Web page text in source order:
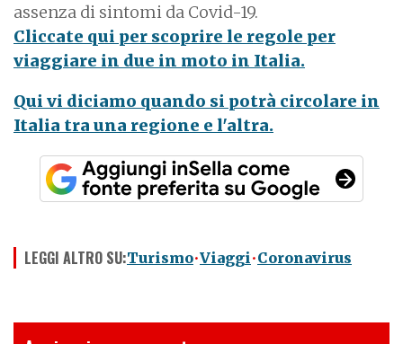
assenza di sintomi da Covid-19.
Cliccate qui per scoprire le regole per
viaggiare in due in moto in Italia.
Qui vi diciamo quando si potrà circolare in
Italia tra una regione e l'altra.
LEGGI ALTRO SU:Turismo Viaggi Coronavirus